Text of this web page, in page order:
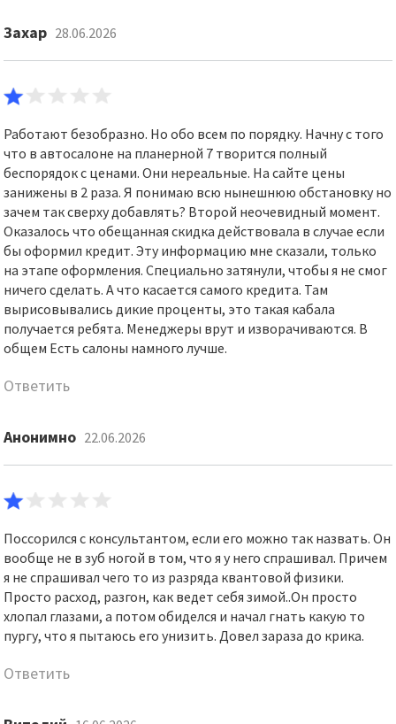
Захар 28.06.2026
Работают безобразно. Но обо всем по порядку. Начну с того
что в автосалоне на планерной 7 творится полный
беспорядок с ценами. Они нереальные. На сайте цены
занижены в 2 раза. Я понимаю всю нынешнюю обстановку но
зачем так сверху добавлять? Второй неочевидный момент.
Оказалось что обещанная скидка действовала в случае если
бы оформил кредит. Эту информацию мне сказали, только
на этапе оформления. Специально затянули, чтобы я не смог
ничего сделать. А что касается самого кредита. Там
вырисовывались дикие проценты, это такая кабала
получается ребята. Менеджеры врут и изворачиваются. В
общем Есть салоны намного лучше.
Ответить
Анонимно 22.06.2026
Поссорился с консультантом, если его можно так назвать. Он
вообще не в зуб ногой в том, что я у него спрашивал. Причем
я не спрашивал чего то из разряда квантовой физики.
Просто расход, разгон, как ведет себя зимой..Он просто
хлопал глазами, а потом обиделся и начал гнать какую то
пургу, что я пытаюсь его унизить. Довел зараза до крика.
Ответить